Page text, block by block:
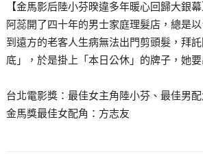
【金馬影后陸小芬暌違多年暖心回歸大銀幕
阿蕊開了四十年的男士家庭理髮店，總是
到遠方的老客人生病無法出門剪頭髮，拜
底」，於是掛上「本日公休」的牌子，她
台北電影獎：最佳女主角陸小芬、最佳男
金馬獎最佳女配角：方志友